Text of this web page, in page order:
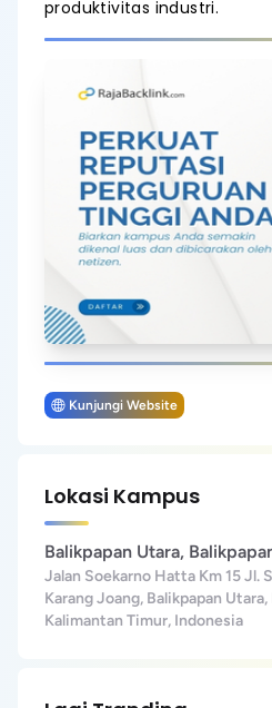
produktivitas industri.
Kunjungi Website
Lokasi Kampus
Balikpapan Utara,
Jalan Soekarno Hatta Km 15 Jl.
Karang Joang, Balikpapan
Kalimantan Timur, Indonesia